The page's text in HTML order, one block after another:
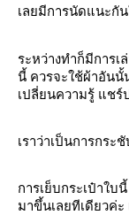
เลยมีการนัดแนะกั
ระหว่างทำก็มีการ
นี้ ควรจะใช้ผ้าอัน
เปลี่ยนความรู้ แช
เราว่าเป็นการกร
การเย็บกระเป๋าใบ
มาขึ้นเลยทีเดียวค่